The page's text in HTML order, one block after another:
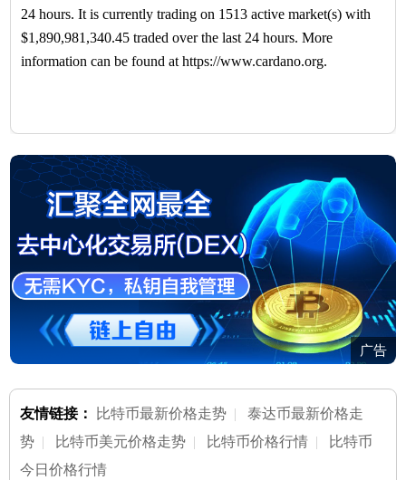
24 hours. It is currently trading on 1513 active market(s) with
$1,890,981,340.45 traded over the last 24 hours. More
information can be found at https://www.cardano.org.
广告
友情链接： 比特币最新价格走势 |泰达币最新价格走
势 | 比特币美元价格走势 | 比特币价格行情 | 比特币
今日价格行情